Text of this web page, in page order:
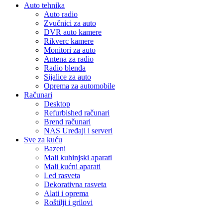
Auto tehnika
Auto radio
Zvučnici za auto
DVR auto kamere
Rikverc kamere
Monitori za auto
Antena za radio
Radio blenda
Sijalice za auto
Oprema za automobile
Računari
Desktop
Refurbished računari
Brend računari
NAS Uređaji i serveri
Sve za kuću
Bazeni
Mali kuhinjski aparati
Mali kućni aparati
Led rasveta
Dekorativna rasveta
Alati i oprema
Roštilji i grilovi